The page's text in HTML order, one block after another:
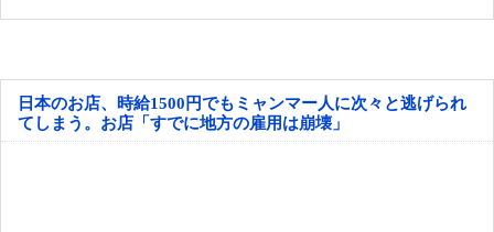
日本のお店、時給1500円でもミャンマー人に次々と逃げられ
てしまう。お店「すでに地方の雇用は崩壊」